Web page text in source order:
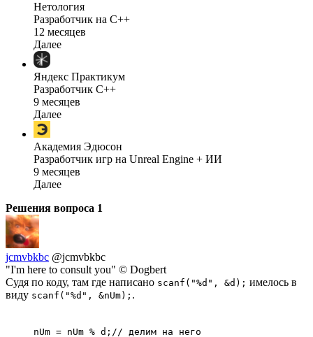
Нетология
Разработчик на C++
12 месяцев
Далее
Яндекс Практикум
Разработчик C++
9 месяцев
Далее
Академия Эдюсон
Разработчик игр на Unreal Engine + ИИ
9 месяцев
Далее
Решения вопроса 1
jcmvbkbc @jcmvbkbc
"I'm here to consult you" © Dogbert
Судя по коду, там где написано scanf("%d", &d); имелось в
виду scanf("%d", &nUm); .
nUm = nUm % d;// делим на него